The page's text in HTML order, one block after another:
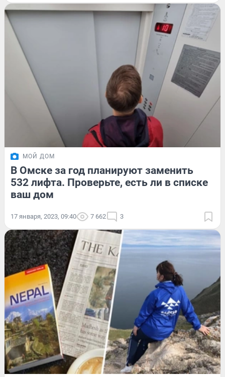
МОЙ ДОМ
В Омске за год планируют заменить
532 лифта. Проверьте, есть ли в списке
ваш дом
17 января, 2023, 09:40 7 662 3